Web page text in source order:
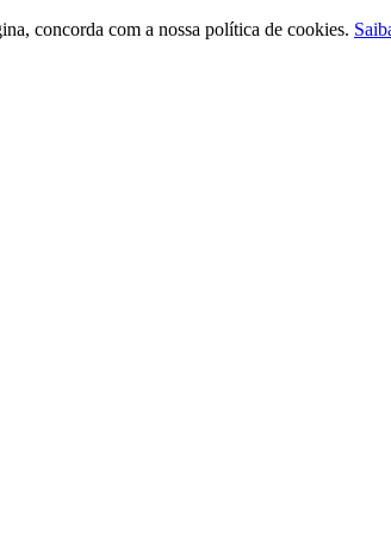
concorda com a nossa política de cookies.